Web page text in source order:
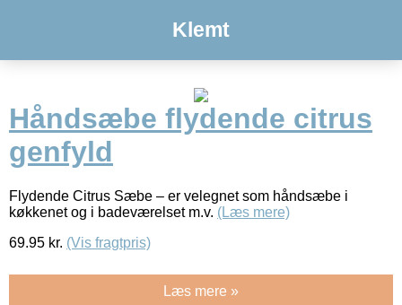
Klemt
Håndsæbe flydende citrus
genfyld
Flydende Citrus Sæbe – er velegnet som håndsæbe i
køkkenet og i badeværelset m.v. (Læs mere)
69.95 kr. (Vis fragtpris)
Læs mere »